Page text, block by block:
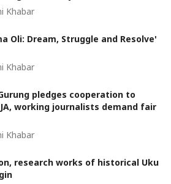
Khabar
Oli: Dream, Struggle and Resolve'
Khabar
pledges cooperation to
working journalists demand fair
Khabar
research works of historical Uku